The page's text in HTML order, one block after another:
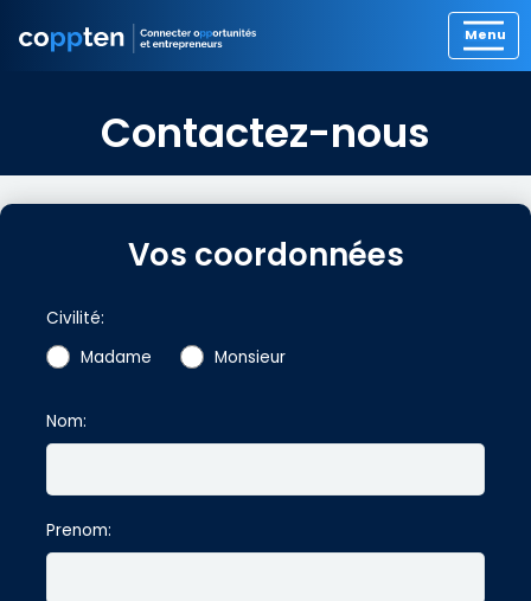
Contactez-nous
Vos coordonnées
Civilité:
Madame
Monsieur
Nom:
Prenom: